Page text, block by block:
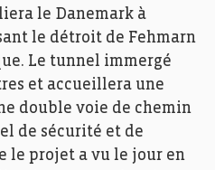
le Danemark à
le détroit de Fehmarn
Le tunnel immergé
et accueillera une
double voie de chemin
de sécurité et de
le projet a vu le jour en